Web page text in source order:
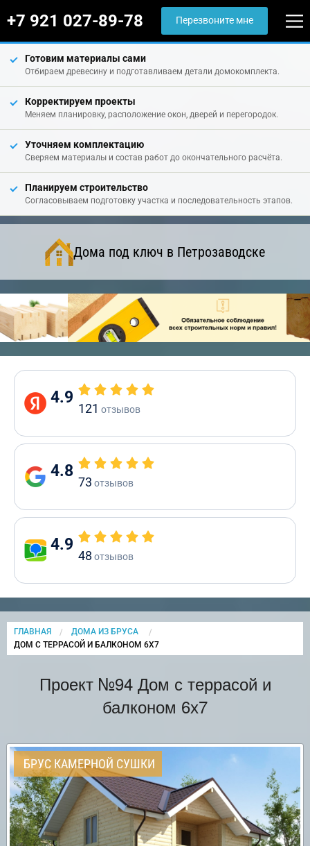
+7 921 027-89-78 Перезвоните мне
Готовим материалы сами
Отбираем древесину и подготавливаем детали домокомплекта.
Корректируем проекты
Меняем планировку, расположение окон, дверей и перегородок.
Уточняем комплектацию
Сверяем материалы и состав работ до окончательного расчёта.
Планируем строительство
Согласовываем подготовку участка и последовательность этапов.
Дома под ключ в Петрозаводске
4.9
121 отзывов
4.8
73 отзывов
4.9
48 отзывов
ГЛАВНАЯ
ДОМА ИЗ БРУСА
CURRENT:
ДОМ С ТЕРРАСОЙ И БАЛКОНОМ 6Х7
Проект №94 Дом с террасой и
балконом 6х7
БРУС КАМЕРНОЙ СУШКИ